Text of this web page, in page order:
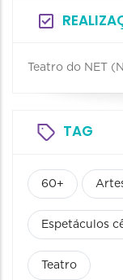
Teatro do NET
TAG
60+
Espetáculos
Teatro